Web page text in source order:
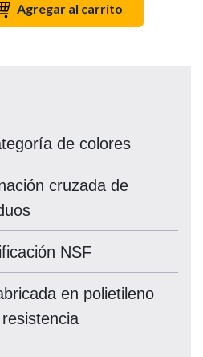
Agregar al carrito
de colores
cruzada de
NSF
en polietileno